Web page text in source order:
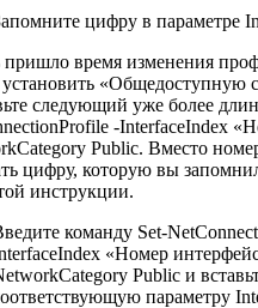
цифру в параметре
пришло время изменения
установить «Общедоступную
следующий уже более
-InterfaceIndex
Public. Вместо
цифру, которую вы
инструкции.
команду Set-
«Номер
Public и
параметру